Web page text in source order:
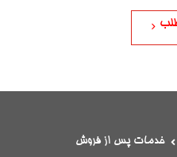
خدمات پس از فروش